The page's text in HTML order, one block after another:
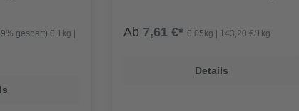
gespart) 0.1kg |
Ab 7,61 €*0.05kg | 143,20 €/1kg
Details